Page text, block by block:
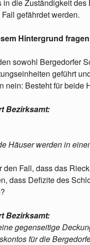
in die Zuständigkeit
gefährdet werden.
Hintergrund
sowohl Bergedorfer
geführt
nein: Besteht für beide
Bezirksamt:
Häuser werden in
den Fall, dass das
dass Defizite des
Bezirksamt:
gegenseitige
für die